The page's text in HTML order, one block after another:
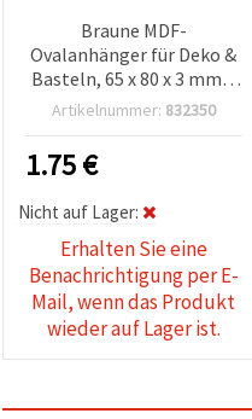
Braune MDF-
Ovalanhänger für Deko &
Basteln, 65 x 80 x 3 mm –
5 Stück
Artikelnummer: 832350
1.75€
Nicht auf Lager:
Erhalten Sie eine
Benachrichtigung per E-
Mail, wenn das Produkt
wieder auf Lager ist.